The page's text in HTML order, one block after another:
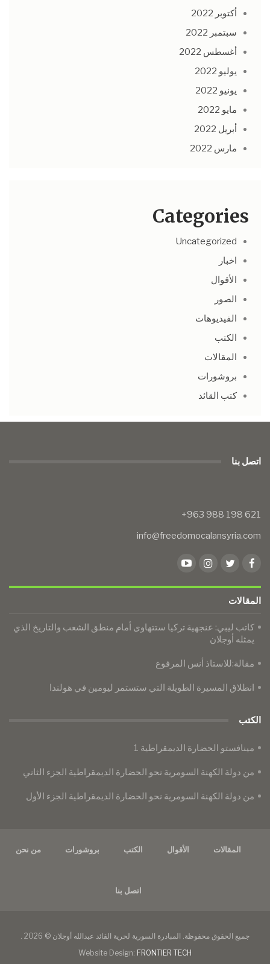
أكتوبر 2022
سبتمبر 2022
أغسطس 2022
يوليو 2022
يونيو 2022
مايو 2022
أبريل 2022
مارس 2022
Categories
Uncategorized
اخبار
الأقوال
الصور
الفيديوهات
الكتب
المقالات
بروشورات
كتب القائد
اتصل بنا
info@freedomocalansyria.com
المقالات
كاتب ليبي: عنجهية تركيا ستتهاوى أمام منطق الشعب والتاريخ الذي
يمثله أوجلان
مقالة:للاستاذ أنس المرفوع
انطلاق المسيرة الطويلة التي ستستمر ليومين في هولندا
الكتب
مينافستو الحضارة الديمقراطية 1
من دولة الكهنة السومرية نحو الحضارة الديمقراطية الجزء الثاني
من دولة الكهنة السومرية نحو الحضارة الديمقراطية الجزء الأول
المقالات الأقوال الكتب بروشورات من نحن
اتصل بنا
جميع الحقوق محفوظة. المبادرة السورية لحرية القائد عبدالله أوجلان © 2026 .
Website Design: FRONTIER TECH